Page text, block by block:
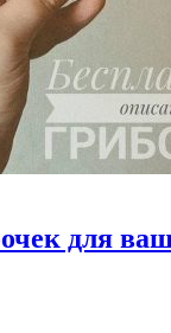
для